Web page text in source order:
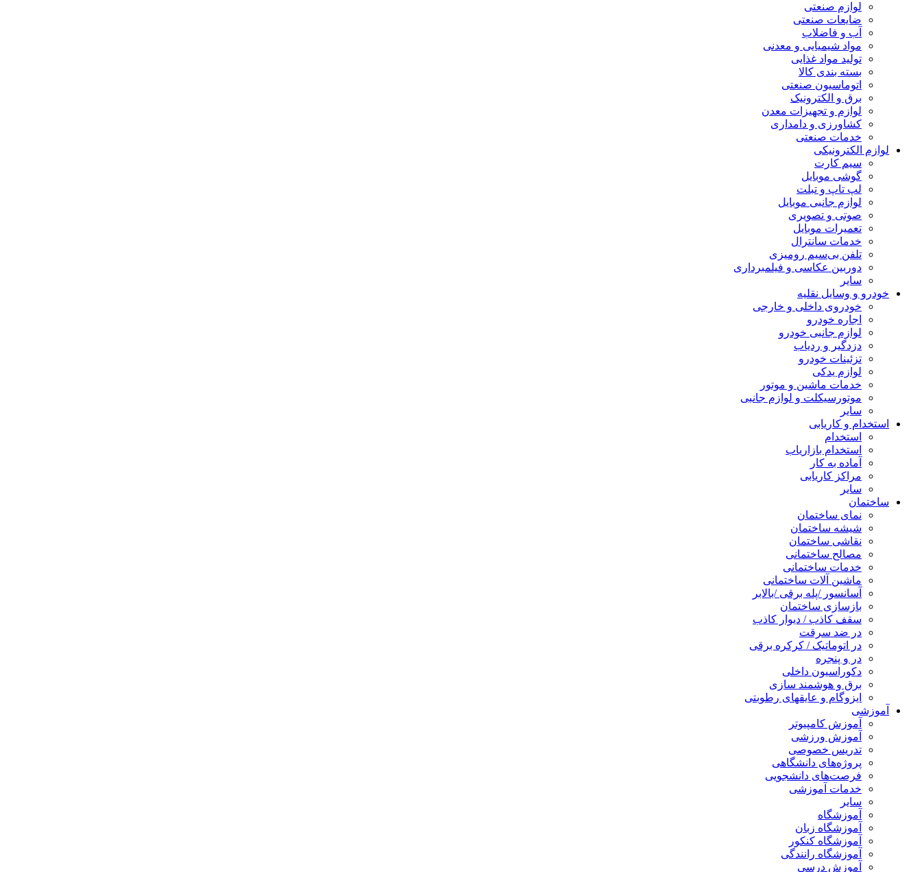
لوازم صنعتی
ضایعات صنعتی
آب و فاضلاب
مواد شیمیایی و معدنی
تولید مواد غذایی
بسته بندی کالا
اتوماسیون صنعتی
برق و الکترونیک
لوازم و تجهیزات معدن
کشاورزی و دامداری
خدمات صنعتی
لوازم الکترونیکی
سیم کارت
گوشی موبایل
لپ تاپ و تبلت
لوازم جانبی موبایل
صوتی و تصویری
تعمیرات موبایل
خدمات سانترال
تلفن بی‌سیم رومیزی
دوربین عکاسی و فیلمبرداری
سایر
خودرو و وسایل نقلیه
خودروی داخلی و خارجی
اجاره خودرو
لوازم جانبی خودرو
دزدگیر و ردیاب
تزئینات خودرو
لوازم یدکی
خدمات ماشین و موتور
موتورسیکلت و لوازم جانبی
سایر
استخدام و کاریابی
استخدام
استخدام بازاریاب
آماده به کار
مراکز کاریابی
سایر
ساختمان
نمای ساختمان
شیشه ساختمان
نقاشی ساختمان
مصالح ساختمانی
خدمات ساختمانی
ماشین آلات ساختمانی
آسانسور /پله برقی /بالابر
بازسازی ساختمان
سقف کاذب / دیوار کاذب
در ضد سرقت
در اتوماتیک / کرکره برقی
در و پنجره
دکوراسیون داخلی
برق و هوشمند سازی
ایزوگام و عایقهای رطوبتی
آموزشی
آموزش کامپیوتر
آموزش ورزشی
تدریس خصوصی
پروژه‌های دانشگاهی
فرصت‌های دانشجویی
خدمات آموزشی
سایر
آموزشگاه
آموزشگاه زبان
آموزشگاه کنکور
آموزشگاه رانندگی
آموزش درسی